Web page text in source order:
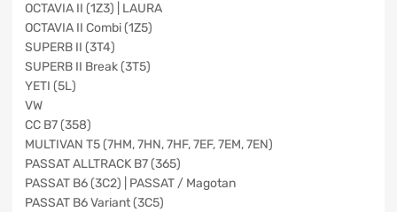
OCTAVIA II (1Z3) | LAURA
OCTAVIA II Combi (1Z5)
SUPERB II (3T4)
SUPERB II Break (3T5)
YETI (5L)
VW
CC B7 (358)
MULTIVAN T5 (7HM, 7HN, 7HF, 7EF, 7EM, 7EN)
PASSAT ALLTRACK B7 (365)
PASSAT B6 (3C2) | PASSAT / Magotan
PASSAT B6 Variant (3C5)